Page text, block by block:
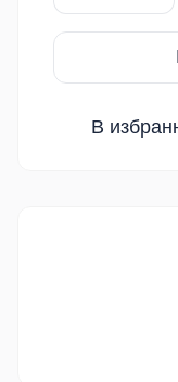
В